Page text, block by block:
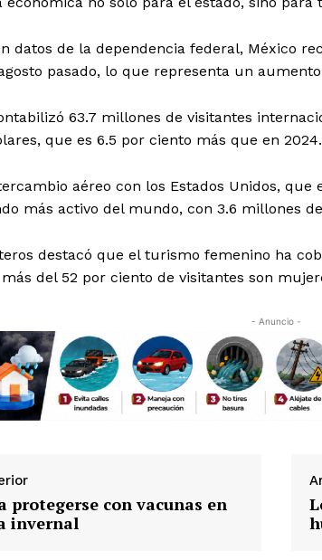
datos de la dependencia federal, México
pasado, lo que representa un
63.7 millones de visitantes
que es 6.5 por ciento más que en 2024.
aéreo con los Estados Unidos,
más activo del mundo, con 3.6 millones
destacó que el turismo femenino ha
del 52 por ciento de visitantes son
- Anuncio -
protegerse con vacunas en
invernal